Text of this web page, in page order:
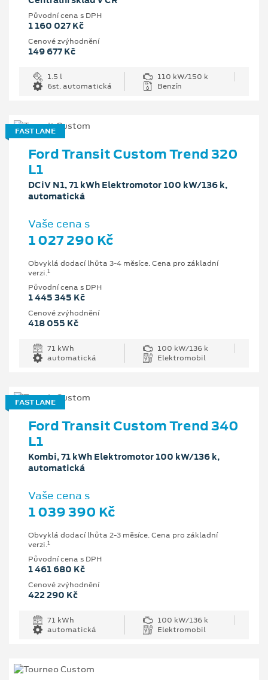
Původní cena s DPH
1 160 027 Kč
Cenové zvýhodnění
149 677 Kč
1.5 l
110 kW/150 k
6st. automatická
Benzín
FAST LANE
Ford Transit Custom Trend 320
L1
DCiV N1, 71 kWh Elektromotor 100 kW/136 k,
automatická
Vaše cena s
1 027 290 Kč
Obvyklá dodací lhůta 3-4 měsíce. Cena pro základní
verzi.1
Původní cena s DPH
1 445 345 Kč
Cenové zvýhodnění
418 055 Kč
71 kWh
100 kW/136 k
automatická
Elektromobil
FAST LANE
Ford Transit Custom Trend 340
L1
Kombi, 71 kWh Elektromotor 100 kW/136 k,
automatická
Vaše cena s
1 039 390 Kč
Obvyklá dodací lhůta 2-3 měsíce. Cena pro základní
verzi.1
Původní cena s DPH
1 461 680 Kč
Cenové zvýhodnění
422 290 Kč
71 kWh
100 kW/136 k
automatická
Elektromobil